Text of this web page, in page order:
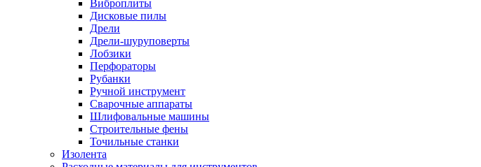
Виброплиты
Дисковые пилы
Дрели
Дрели-шуруповерты
Лобзики
Перфораторы
Рубанки
Ручной инструмент
Сварочные аппараты
Шлифовальные машины
Строительные фены
Точильные станки
Изолента